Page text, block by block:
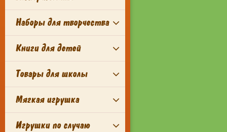
Наборы для творчества
Книги для детей
Товары для школы
Мягкая игрушка
Игрушки по случаю